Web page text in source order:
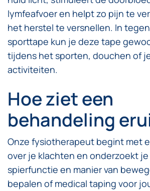
lymfeafvoer en helpt zo pijn te
het herstel te versnellen. In
sporttape kun je deze tape
tijdens het sporten, douchen of
activiteiten.
Hoe ziet een
behandeling
Onze fysiotherapeut begint met
over je klachten en onderzoekt
spierfunctie en manier van
bepalen of medical taping voor